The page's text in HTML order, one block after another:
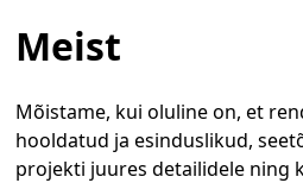
Meist
Mõistame, kui oluline on, et
hooldatud ja esinduslikud,
projekti juures detailidele ning